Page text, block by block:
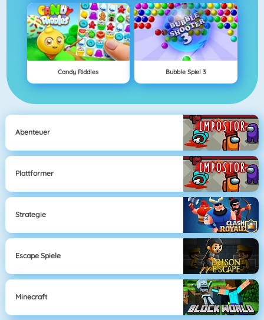
Candy Riddles Bubble Spiel 3
Abenteuer
Plattformer
Strategie
Escape Spiele
Minecraft